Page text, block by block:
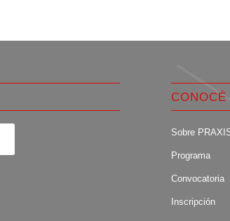
Sobre
Programa
Convocatoria
Inscripción